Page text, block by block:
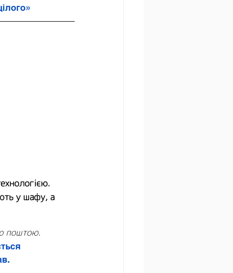
у шафу, а
поштою.